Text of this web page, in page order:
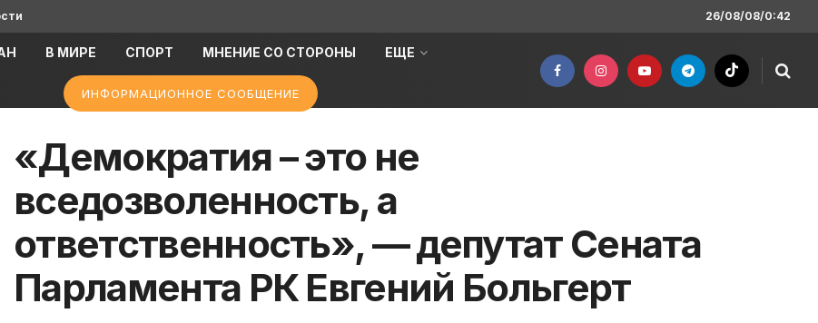
26/08/08/0:42
В МИРЕ СПОРТ МНЕНИЕ СО СТОРОНЫ ЕЩЕ
ИНФОРМАЦИОННОЕ СООБЩЕНИЕ
«Демократия – это не
вседозволенность, а
ответственность», — депутат Сената
Парламента РК Евгений Больгерт